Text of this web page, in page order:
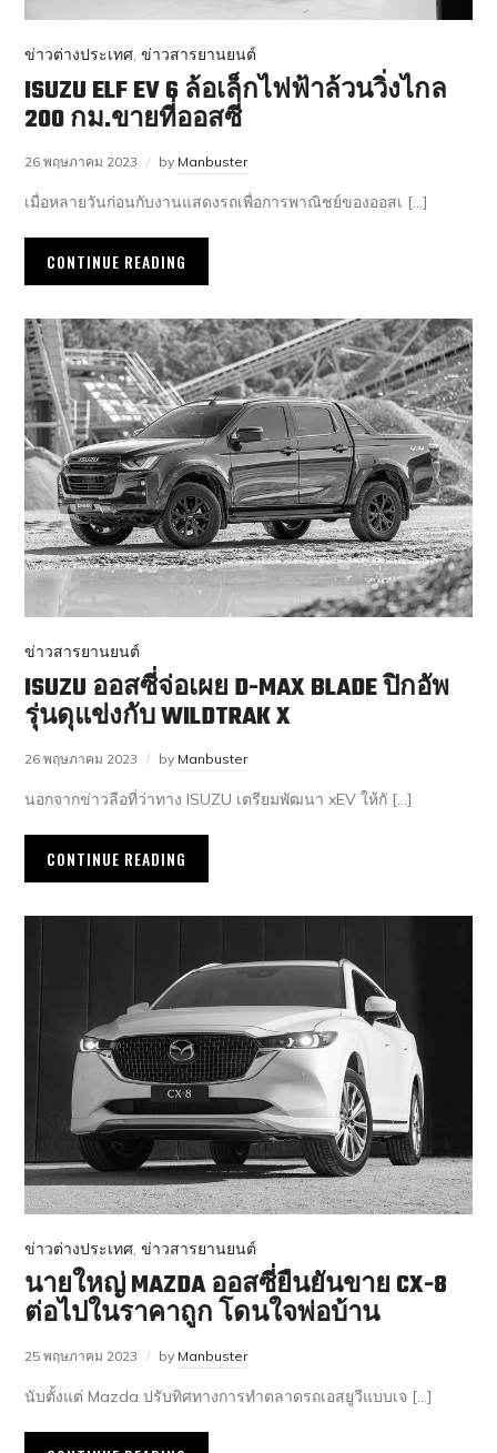
ข่าวต่างประเทศ,ข่าวสารยานยนต์
ISUZU ELF EV 6 ล้อเล็กไฟฟ้าล้วนวิ่งไกล
200 กม.ขายที่ออสซี่
26 พฤษภาคม 2023 by Manbuster
เมื่อหลายวันก่อนกับงานแสดงรถเพื่อการพาณิชย์ของออสเ […]
CONTINUE READING
ข่าวสารยานยนต์
ISUZU ออสซี่จ่อเผย D-MAX BLADE ปิกอัพ
รุ่นดุแข่งกับ WILDTRAK X
26 พฤษภาคม 2023 by Manbuster
นอกจากข่าวลือที่ว่าทาง ISUZU เตรียมพัฒนา xEV ให้กั […]
CONTINUE READING
ข่าวต่างประเทศ,ข่าวสารยานยนต์
นายใหญ่ MAZDA ออสซี่ยืนยันขาย CX-8
ต่อไปในราคาถูก โดนใจพ่อบ้าน
25 พฤษภาคม 2023 by Manbuster
นับตั้งแต่ Mazda ปรับทิศทางการทำตลาดรถเอสยูวีแบบเจ […]